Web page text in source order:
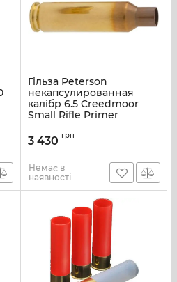
Гільза Peterson
некапсулированная
калібр 6.5 Creedmoor
Small Rifle Primer
3 430 грн
Немає в
наявності